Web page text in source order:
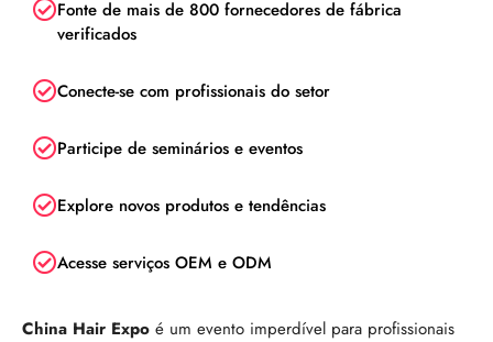
Fonte de mais de 800 fornecedores de fábrica
verificados
Conecte-se com profissionais do setor
Participe de seminários e eventos
Explore novos produtos e tendências
Acesse serviços OEM e ODM
China Hair Expo é um evento imperdível para profissionais